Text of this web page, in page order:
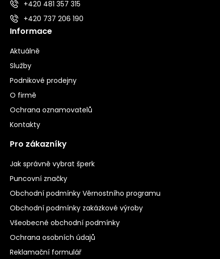
+420 481 357 315
+420 737 206 190
Informace
Aktuálně
Služby
Podnikové prodejny
O firmě
Ochrana oznamovatelů
Kontakty
Pro zákazníky
Jak správně vybrat šperk
Puncovní značky
Obchodní podmínky Věrnostního programu
Obchodní podmínky zakázkové výroby
Všeobecné obchodní podmínky
Ochrana osobních údajů
Reklamační formulář